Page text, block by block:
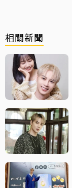
相關新聞